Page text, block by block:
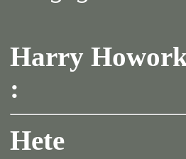
Harry
:
Hete